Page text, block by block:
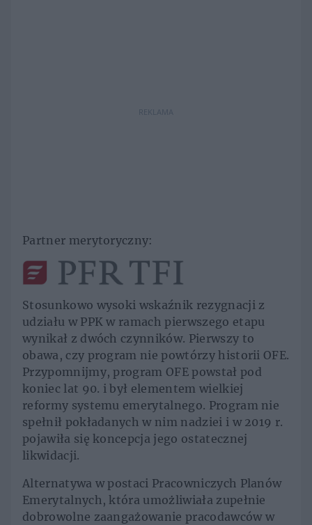
REKLAMA
Partner merytoryczny:
Stosunkowo wysoki wskaźnik rezygnacji z
udziału w PPK w ramach pierwszego etapu
wynikał z dwóch czynników. Pierwszy to
obawa, czy program nie powtórzy historii OFE.
Przypomnijmy, program OFE powstał pod
koniec lat 90. i był elementem wielkiej
reformy systemu emerytalnego. Program nie
spełnił pokładanych w nim nadziei i w 2019 r.
pojawiła się koncepcja jego ostatecznej
likwidacji.
Alternatywa w postaci Pracowniczych Planów
Emerytalnych, która umożliwiała zupełnie
dobrowolne zaangażowanie pracodawców w